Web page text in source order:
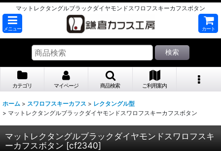
マットレクタングルブラックダイヤモンドスワロフスキーカフスボタン
メニュー カート
検索
カテゴリ マイページ 商品検索 ご利用案内
ホーム > スワロフスキーカフス > レクタングル型
> マットレクタングルブラックダイヤモンドスワロフスキーカフスボタン
マットレクタングルブラックダイヤモンドスワロフスキ
ーカフスボタン [cf2340]